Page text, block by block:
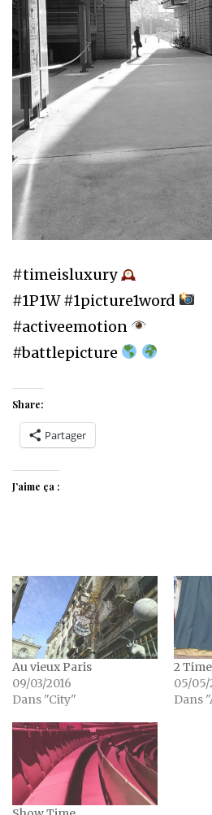
#timeisluxury
#1P1W #1picture1word
#activeemotion
#battlepicture
Share:
Partager
J’aime ça :
Au vieux Paris
09/03/2016
Dans "City"
2
05/05/
Dans